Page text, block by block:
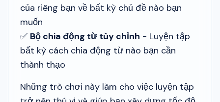
của riêng bạn về bất kỳ chủ đề nào bạn
muốn
✅ Bộ chia động từ tùy chỉnh - Luyện tập
bất kỳ cách chia động từ nào bạn cần
thành thạo
Những trò chơi này làm cho việc luyện tập